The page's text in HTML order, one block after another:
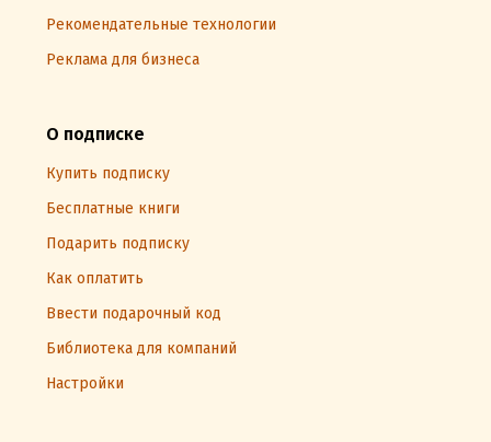
Рекомендательные технологии
Реклама для бизнеса
О подписке
Купить подписку
Бесплатные книги
Подарить подписку
Как оплатить
Ввести подарочный код
Библиотека для компаний
Настройки